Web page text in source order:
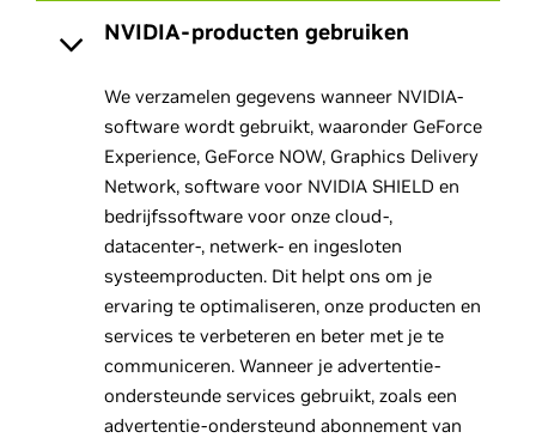
NVIDIA-producten gebruiken
We verzamelen gegevens wanneer NVIDIA-
software wordt gebruikt, waaronder GeForce
Experience, GeForce NOW, Graphics Delivery
Network, software voor NVIDIA SHIELD en
bedrijfssoftware voor onze cloud-,
datacenter-, netwerk- en ingesloten
systeemproducten. Dit helpt ons om je
ervaring te optimaliseren, onze producten en
services te verbeteren en beter met je te
communiceren. Wanneer je advertentie-
ondersteunde services gebruikt, zoals een
advertentie-ondersteund abonnement van